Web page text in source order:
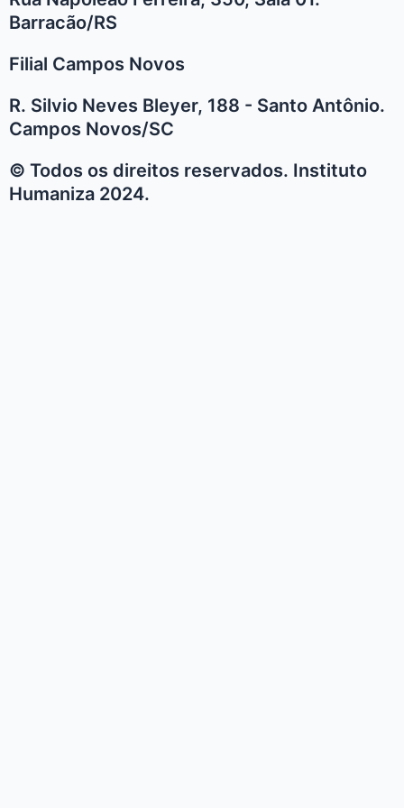
Barracão/RS
Filial Campos Novos
R. Silvio Neves Bleyer, 188 - Santo Antônio.
Campos Novos/SC
© Todos os direitos reservados. Instituto
Humaniza 2024.